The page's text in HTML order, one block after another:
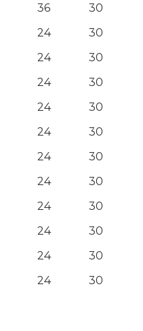
36
30
24
30
24
30
24
30
24
30
24
30
24
30
24
30
24
30
24
30
24
30
24 30